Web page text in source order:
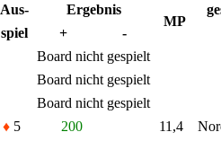
Aus- Ergebnis
MP
spiel
+
-
Board nicht gespielt
Board nicht gespielt
Board nicht gespielt
♦ 5 200 11,4